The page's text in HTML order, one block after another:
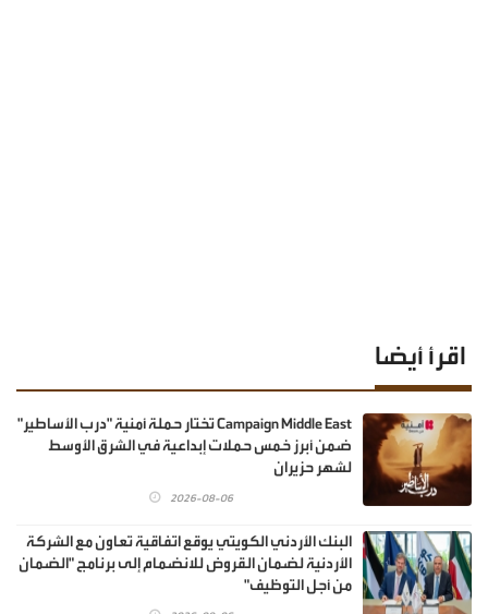
اقرأ أيضا
Campaign Middle East تختار حملة أمنية "درب الأساطير"
ضمن أبرز خمس حملات إبداعية في الشرق الأوسط
لشهر حزيران
2026-08-06
البنك الأردني الكويتي يوقع اتفاقية تعاون مع الشركة
الأردنية لضمان القروض للانضمام إلى برنامج "الضمان
من أجل التوظيف"